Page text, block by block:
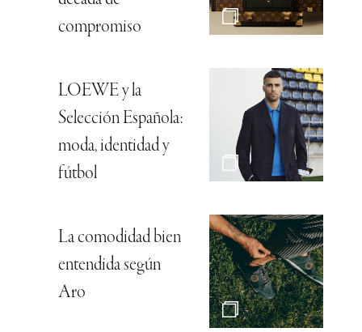
compromiso
LOEWE y la
Selección Española:
moda, identidad y
fútbol
La comodidad bien
entendida según
Aro